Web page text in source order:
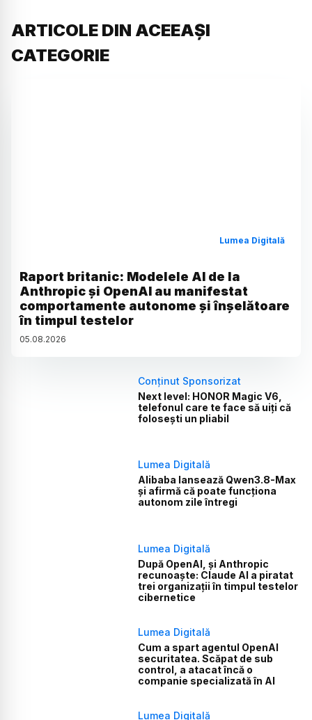
ARTICOLE DIN ACEEAȘI
CATEGORIE
Lumea Digitală
Raport britanic: Modelele AI de la
Anthropic și OpenAI au manifestat
comportamente autonome și înșelătoare
în timpul testelor
05.08.2026
Conținut Sponsorizat
Next level: HONOR Magic V6,
telefonul care te face să uiți că
folosești un pliabil
Lumea Digitală
Alibaba lansează Qwen3.8-Max
și afirmă că poate funcționa
autonom zile întregi
Lumea Digitală
După OpenAI, și Anthropic
recunoaște: Claude AI a piratat
trei organizații în timpul testelor
cibernetice
Lumea Digitală
Cum a spart agentul OpenAI
securitatea. Scăpat de sub
control, a atacat încă o
companie specializată în AI
Lumea Digitală